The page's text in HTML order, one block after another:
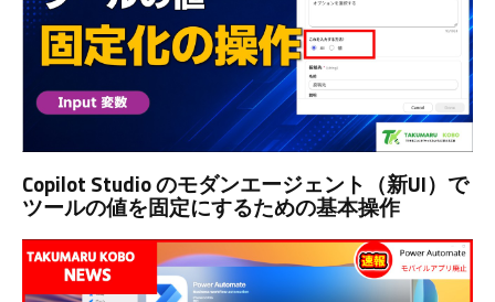
Copilot Studio のモダンエージェント（新UI）で
ツールの値を固定にするための基本操作